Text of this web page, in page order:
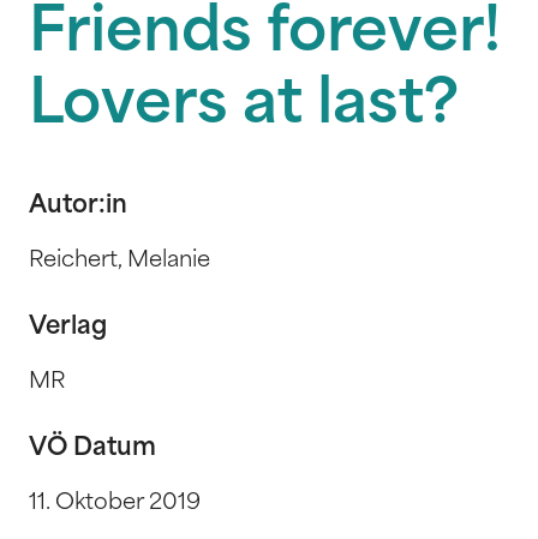
Friends forever!
Lovers at last?
Autor:in
Reichert, Melanie
Verlag
MR
VÖ Datum
11. Oktober 2019